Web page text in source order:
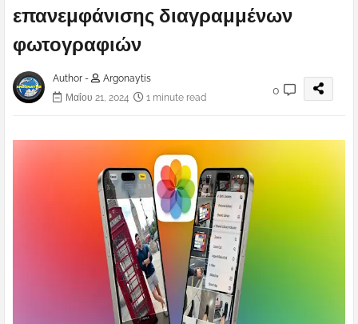
επανεμφάνισης διαγραμμένων
φωτογραφιών
Author -
Argonaytis
Μαΐου 21, 2024
1 minute read
0